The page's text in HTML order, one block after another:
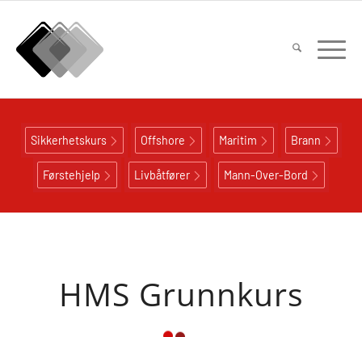
Sikkerhetskurs Offshore Maritim Brann
Førstehjelp Livbåtfører Mann-Over-Bord
HMS Grunnkurs